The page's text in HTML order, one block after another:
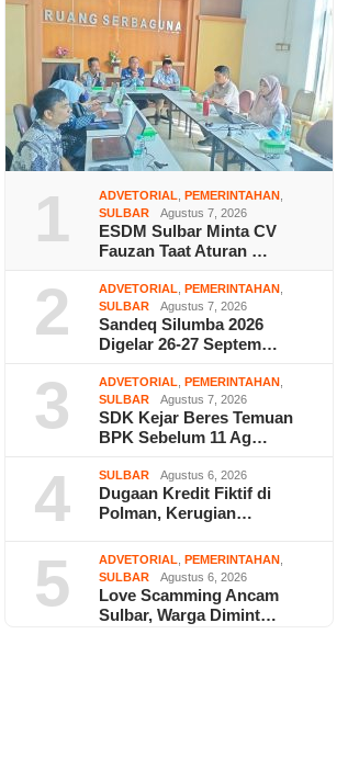
1 ADVETORIAL ,PEMERINTAHAN
SULBAR
Agustus 7, 2026
ESDM Sulbar Minta CV
Fauzan Taat Aturan …
2 ADVETORIAL ,PEMERINTAHAN
SULBAR
Agustus 7, 2026
Sandeq Silumba 2026
Digelar 26-27 Septem…
3 ADVETORIAL ,PEMERINTAHAN
SULBAR
Agustus 7, 2026
SDK Kejar Beres Temuan
BPK Sebelum 11 Ag…
4 SULBAR Agustus 6, 2026
Dugaan Kredit Fiktif di
Polman, Kerugian…
5 ADVETORIAL ,PEMERINTAHAN
SULBAR
Agustus 6, 2026
Love Scamming Ancam
Sulbar, Warga Dimint…